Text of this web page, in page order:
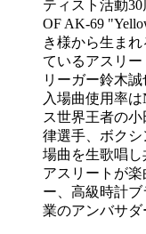
ティスト活動
OF AK-69
き様から生ま
ているアスリ
リーガー鈴木
入場曲使用率
ス世界王者の
律選手、ボク
場曲を生歌唱
アスリートが
ー、高級時計
業のアンバサダ